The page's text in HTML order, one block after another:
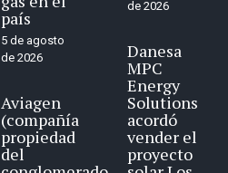
país
5 de agosto
de 2026
Aviagen
(compañía
propiedad
del
de 2026
Danesa
MPC
Energy
Solutions
acordó
vender el
proyecto